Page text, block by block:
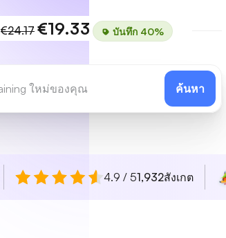
€24.17 €19.33 บันทึก 40%
ค้นหา
4.9 / 51,932สังเกต